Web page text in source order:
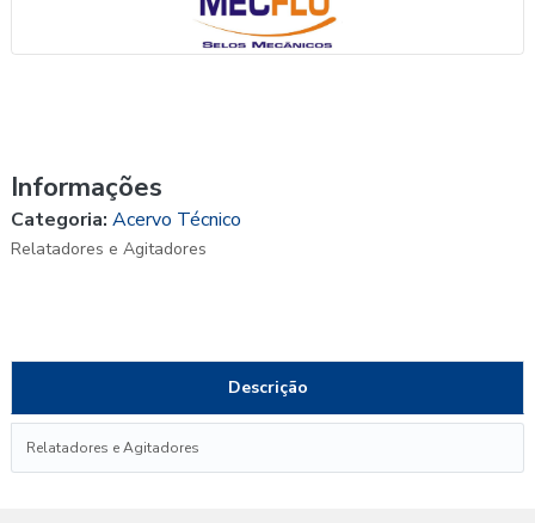
Informações
Categoria: Acervo Técnico
Relatadores e Agitadores
Descrição
Relatadores e Agitadores